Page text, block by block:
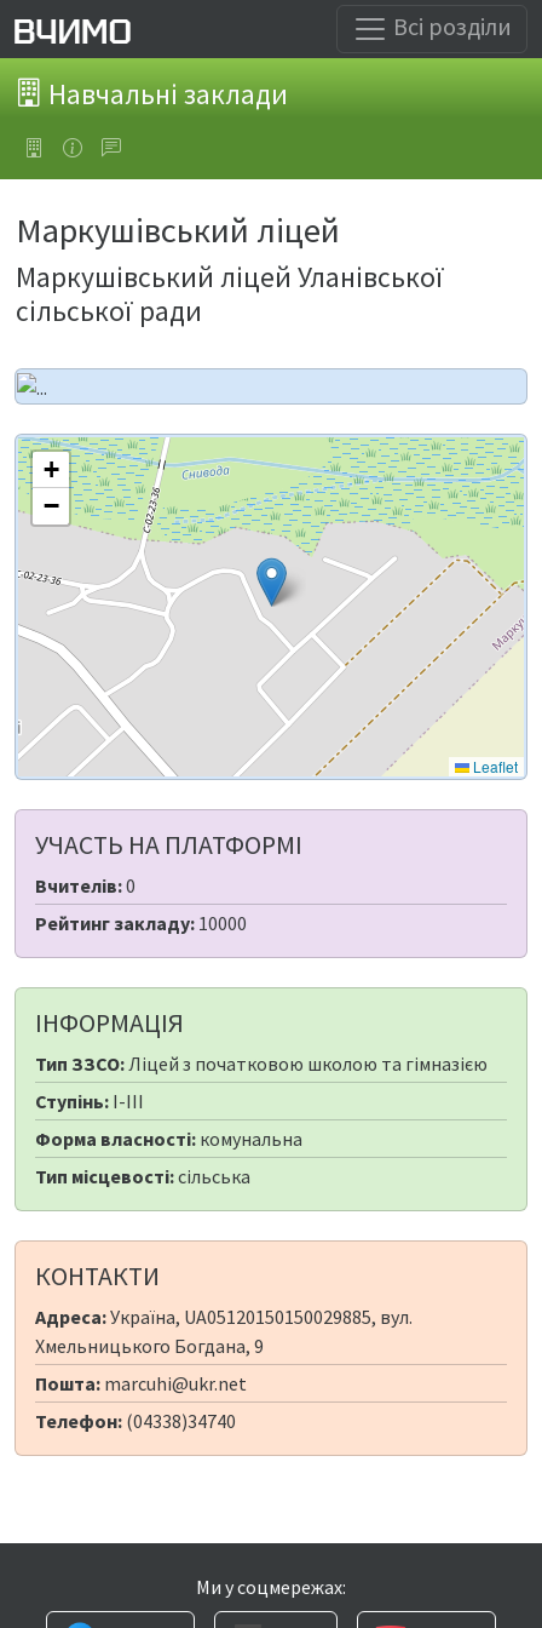
Всі розділи
Навчальні заклади
Маркушівський ліцей
Маркушівський ліцей Уланівської
сільської ради
+
−
Leaflet
УЧАСТЬ НА ПЛАТФОРМІ
Вчителів:0
Рейтинг закладу: 10000
ІНФОРМАЦІЯ
Тип ЗЗСО:Ліцей з початковою школою та гімназією
Ступінь: I-III
Форма власності: комунальна
Тип місцевості:сільська
КОНТАКТИ
Адреса:Україна, UA05120150150029885, вул.
Хмельницького Богдана, 9
Пошта: marcuhi@ukr.net
Телефон: (04338)34740
Ми у соцмережах: